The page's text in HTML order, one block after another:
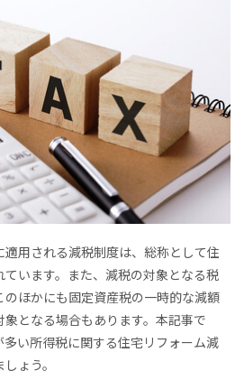
用される減税制度は、総称として住
います。また、減税の対象となる税
ほかにも固定資産税の一時的な減額
となる場合もあります。本記事で
い所得税に関する住宅リフォーム減
ょう。